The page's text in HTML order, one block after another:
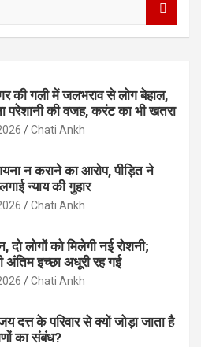
की गली में जलभराव से लोग बेहाल,
परेशानी की वजह, करंट का भी खतरा
Chati Ankh
न कराने का आरोप, पीड़ित ने
न्याय की गुहार
Chati Ankh
लोगों को मिलेगी नई रोशनी;
अंतिम इच्छा अधूरी रह गई
Chati Ankh
दत्त के परिवार से क्यों जोड़ा जाता है
का संबंध?